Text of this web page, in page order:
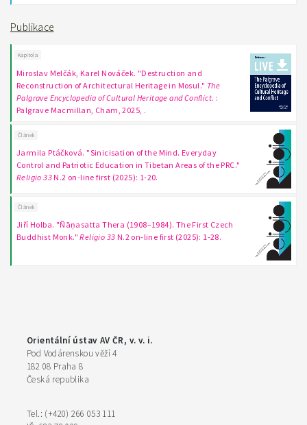
Publikace
Kapitola
Miroslav Melčák, Karel Nováček. "Destruction and
Reconstruction of Architectural Heritage in Mosul." The
Palgrave Encyclopedia of Cultural Heritage and Conflict. :
Palgrave Macmillan, Cham, 2025, .
Článek
Jarmila Ptáčková. "Sinicisation of the Mind. Everyday
Control and Patriotic Education in Tibetan Areas of the PRC."
Religio 33 N.2 on-line first (2025): 1-20.
Článek
Jiří Holba. "Ñāṇasatta Thera (1908–1984). The First Czech
Buddhist Monk."Religio 33 N.2 on-line first (2025): 1-28.
Orientální ústav AV ČR, v. v. i.
Pod Vodárenskou věží 4
182 08 Praha 8
Česká republika
Tel.: (+420) 266 053 111